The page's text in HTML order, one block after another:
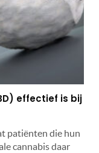
effectief is bij
patiënten die hun
cannabis daar